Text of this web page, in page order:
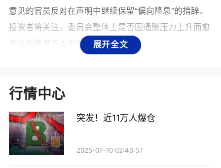
展开全文
意见的官员反对在声明中继续保留“偏向降息”的措辞。
投资者将关注，委员会整体上是否因通胀压力上升而愈
发认为降息不太可能。
这使得加息而非降息的可能性越来越大。伦敦证券交易
所集团数据显示，美国货币市场目前预计到年底前加息
25个基点的概率为64%，并完全定价到2027年3月前会
有一次加息。
汇丰银行经济学家在一份报告中表示：“4月会议纪要显
行情中心
突发！近11万人爆仓
2025-07-10 02:46:57